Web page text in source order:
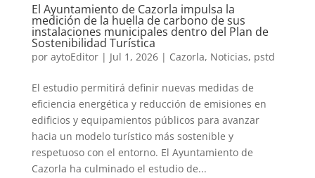
El Ayuntamiento de Cazorla impulsa la
medición de la huella de carbono de sus
instalaciones municipales dentro del Plan de
Sostenibilidad Turística
por aytoEditor| Jul 1, 2026| Cazorla, Noticias, pstd
El estudio permitirá definir nuevas medidas de
eficiencia energética y reducción de emisiones en
edificios y equipamientos públicos para avanzar
hacia un modelo turístico más sostenible y
respetuoso con el entorno. El Ayuntamiento de
Cazorla ha culminado el estudio de...